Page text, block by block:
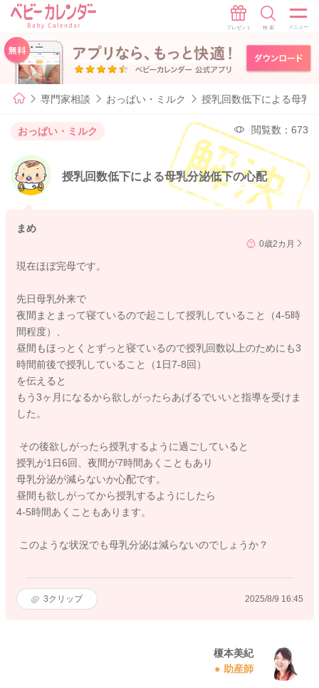
専門家相談 おっぱい・ミルク 授乳回数低下による母乳
おっぱい・ミルク 閲覧数：673
授乳回数低下による母乳分泌低下の心配
まめ
0歳2カ月
現在ほぼ完母です。
先日母乳外来で
夜間まとまって寝ているので起こして授乳していること（4-5時
間程度）、
昼間もほっとくとずっと寝ているので授乳回数以上のためにも3
時間前後で授乳していること（1日7-8回）
を伝えると
もう3ヶ月になるから欲しがったらあげるでいいと指導を受けま
した。
その後欲しがったら授乳するように過ごしていると
授乳が1日6回、夜間が7時間あくこともあり
母乳分泌が減らないか心配です。
昼間も欲しがってから授乳するようにしたら
4-5時間あくこともあります。
このような状況でも母乳分泌は減らないのでしょうか？
3クリップ 2025/8/9 16:45
榎本美紀
助産師